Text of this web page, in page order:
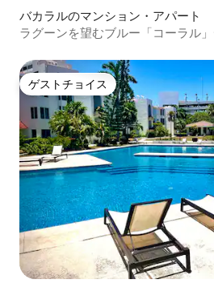
バカラルのマンション・アパート
ラグーンを望むブルー「コーラル
ゲストチョイス
ゲストチョイス